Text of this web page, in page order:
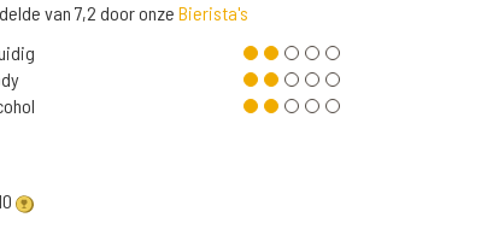
van 7,2 door onze Bierista's